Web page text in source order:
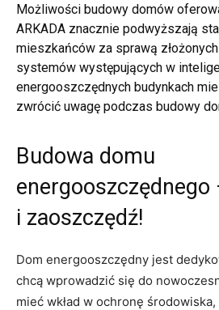
Możliwości budowy domów
ARKADA znacznie podwyższają
mieszkańców za sprawą
systemów występujących w
energooszczędnych budynkach
zwrócić uwagę podczas budowy
Budowa domu
energooszczędnego
i zaoszczędź!
Dom energooszczędny jest
chcą wprowadzić się do
mieć wkład w ochronę